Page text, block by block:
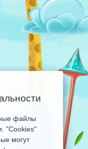
файлы
"Cookies"
могут